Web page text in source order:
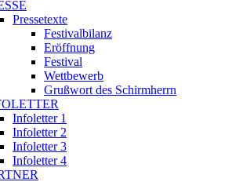
Pressetexte
Festivalbilanz
Eröffnung
Festival
Wettbewerb
Grußwort des Schirmherrn
Infoletter 1
Infoletter 2
Infoletter 3
Infoletter 4